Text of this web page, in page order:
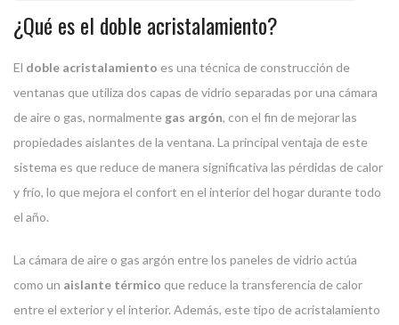
¿Qué es el doble acristalamiento?
El doble acristalamiento es una técnica de construcción de
ventanas que utiliza dos capas de vidrio separadas por una cámara
de aire o gas, normalmente gas argón, con el fin de mejorar las
propiedades aislantes de la ventana. La principal ventaja de este
sistema es que reduce de manera significativa las pérdidas de calor
y frío, lo que mejora el confort en el interior del hogar durante todo
el año.
La cámara de aire o gas argón entre los paneles de vidrio actúa
como un aislante térmico que reduce la transferencia de calor
entre el exterior y el interior. Además, este tipo de acristalamiento